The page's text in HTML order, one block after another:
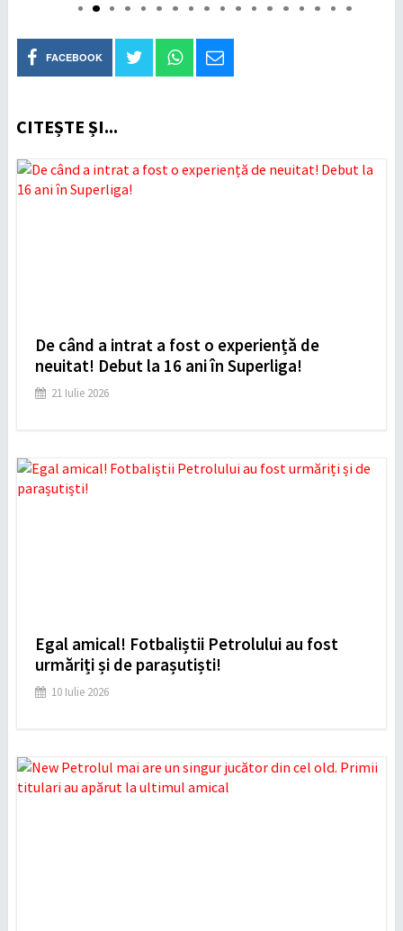
FACEBOOK
CITEȘTE ȘI...
De când a intrat a fost o experiență de
neuitat! Debut la 16 ani în Superliga!
21 Iulie 2026
Egal amical! Fotbaliștii Petrolului au fost
urmăriți și de parașutiști!
10 Iulie 2026